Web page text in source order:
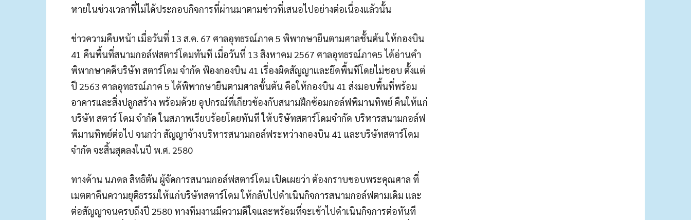
หายในช่วงเวลาที่ไม่ได้ประกอบกิจการที่ผ่านมาตามข่าวที่เสนอไปอย่างต่อเนื่องแล้วนั้น
ข่าวความคืบหน้า เมื่อวันที่ 13 ส.ค. 67 ศาลอุทธรณ์ภาค 5 พิพากษายืนตามศาลชั้นต้น ให้กองบิน
41 คืนพื้นที่สนามกอล์ฟสตาร์โดมทันที เมื่อวันที่ 13 สิงหาคม 2567 ศาลอุทธรณ์ภาค5 ได้อ่านคํา
พิพากษาคดีบริษัท สตาร์โดม จํากัด ฟ้องกองบิน 41 เรื่องผิดสัญญาและยึดพื้นทีโดยไม่ชอบ ตั้งแต่
ปี 2563 ศาลอุทธรณ์ภาค 5 ได้พิพากษายืนตามศาลชั้นต้น คือให้กองบิน 41 ส่งมอบพื้นที่พร้อม
อาคารและสิ่งปลูกสร้าง พร้อมด้วย อุปกรณ์ที่เกียวข้องกับสนามฝึกซ้อมกอล์ฟพิมานทิพย์ คืนให้แก่
บริษัท สตาร์ โดม จํากัด ในสภาพเรียบร้อยโดยทันที ให้บริษัทสตาร์โดมจํากัด บริหารสนามกอล์ฟ
พิมานทิพย์ต่อไป จนกว่า สัญญาจ้างบริหารสนามกอล์ฟระหว่างกองบิน 41 และบริษัทสตาร์โดม
จํากัด จะสิ้นสุดลงในปี พ.ศ. 2580
ทางด้าน นภดล สิทธิตัน ผู้จัดการสนามกอล์ฟสตาร์โดม เปิดเผยว่า ต้องกราบขอบพระคุณศาล ที่
เมตตาคืนความยุติธรรมให้แก่บริษัทสตาร์โดม ให้กลับไปดําเนินกิจการสนามกอล์ฟตามเดิม และ
ต่อสัญญาจนครบถึงปี 2580 ทางทีมงานมีความดีใจและพร้อมที่จะเข้าไปดําเนินกิจการต่อทันที